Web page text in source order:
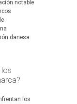
notable
danesa.
los